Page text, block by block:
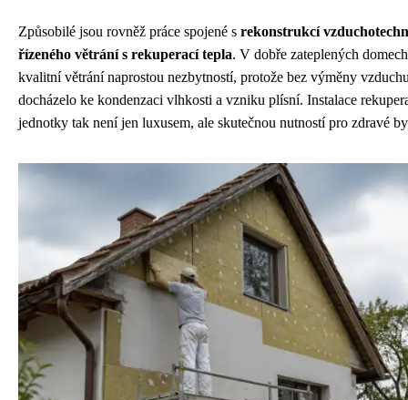
Způsobilé jsou rovněž práce spojené s rekonstrukcí
řízeného větrání s rekuperací tepla. V dobře zateplených
kvalitní větrání naprostou nezbytností, protože bez výměny
docházelo ke kondenzaci vlhkosti a vzniku plísní. Instalace
jednotky tak není jen luxusem, ale skutečnou nutností pro zdravé